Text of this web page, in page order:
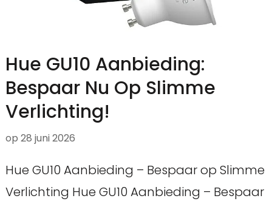
Hue GU10 Aanbieding:
Bespaar Nu Op Slimme
Verlichting!
op 28 juni 2026
Hue GU10 Aanbieding – Bespaar op Slimme
Verlichting Hue GU10 Aanbieding – Bespaar